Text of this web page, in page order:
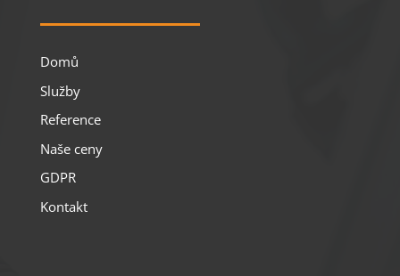
Domů
Služby
Reference
Naše ceny
GDPR
Kontakt